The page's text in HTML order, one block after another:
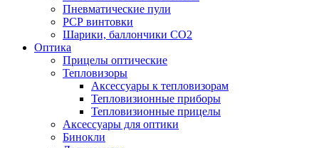
Пневматические пули
РСР винтовки
Шарики, баллончики СО2
Оптика
Прицелы оптические
Тепловизоры
Аксессуары к тепловизорам
Тепловизионные приборы
Тепловизионные прицелы
Аксессуары для оптики
Бинокли